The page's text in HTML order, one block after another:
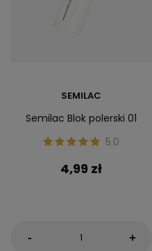
SEMILAC
Semilac Blok polerski 01
5.0
4,99 zł
- +